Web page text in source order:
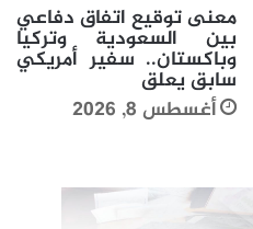
معنى توقيع اتفاق دفاعي
بين السعودية وتركيا
وباكستان.. سفير أمريكي
سابق يعلق
أغسطس 8, 2026